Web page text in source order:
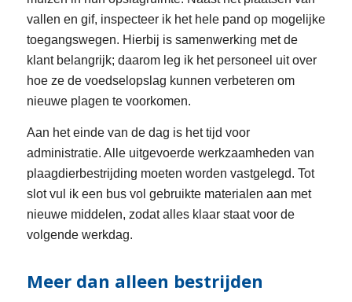
vallen en gif, inspecteer ik het hele pand op mogelijke
toegangswegen. Hierbij is samenwerking met de
klant belangrijk; daarom leg ik het personeel uit over
hoe ze de voedselopslag kunnen verbeteren om
nieuwe plagen te voorkomen.
Aan het einde van de dag is het tijd voor
administratie. Alle uitgevoerde werkzaamheden van
plaagdierbestrijding moeten worden vastgelegd. Tot
slot vul ik een bus vol gebruikte materialen aan met
nieuwe middelen, zodat alles klaar staat voor de
volgende werkdag.
Meer dan alleen bestrijden